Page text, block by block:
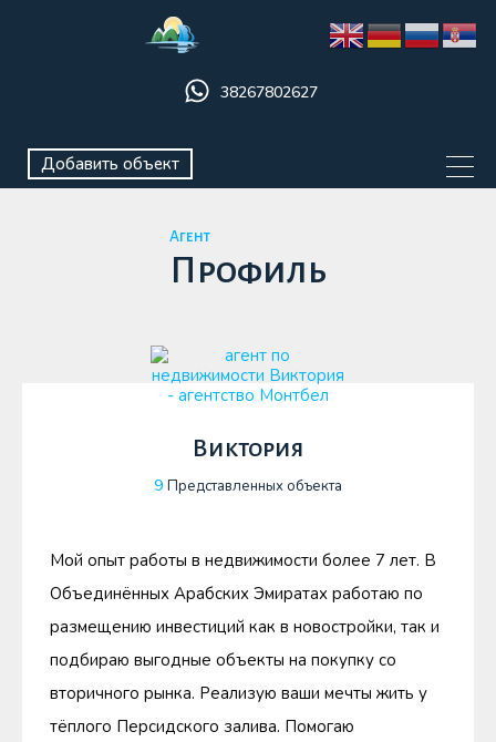
38267802627
Добавить объект
Агент
Профиль
Виктория
9 Представленных объекта
Мой опыт работы в недвижимости более 7 лет. В
Объединённых Арабских Эмиратах работаю по
размещению инвестиций как в новостройки, так и
подбираю выгодные объекты на покупку со
вторичного рынка. Реализую ваши мечты жить у
тёплого Персидского залива. Помогаю